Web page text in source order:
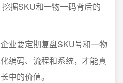
掘SKU和一物一码背后的
业要定期复盘SKU号和一物
编码、流程和系统，才能真
中的价值。